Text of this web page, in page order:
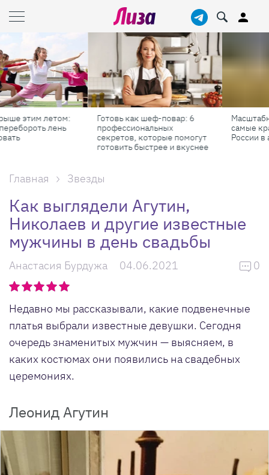
Готовь как шеф-повар: 6
профессиональных
секретов, которые помогут
готовить быстрее и вкуснее
Масштабные приключения:
самые красивые фестивали
России в августе
Главная Звезды
Как выглядели Агутин,
Николаев и другие известные
мужчины в день свадьбы
Анастасия Бурдужа 04.06.2021 0
Недавно мы рассказывали, какие подвенечные
платья выбрали известные девушки. Сегодня
очередь знаменитых мужчин — выясняем, в
каких костюмах они появились на свадебных
церемониях.
Леонид Агутин